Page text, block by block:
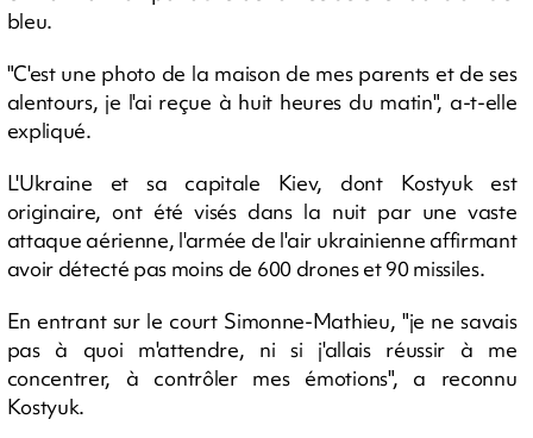
bleu.
"C'est une photo de la maison de mes parents et de ses
alentours, je l'ai reçue à huit heures du matin", a-t-elle
expliqué.
L'Ukraine et sa capitale Kiev, dont Kostyuk est
originaire, ont été visés dans la nuit par une vaste
attaque aérienne, l'armée de l'air ukrainienne affirmant
avoir détecté pas moins de 600 drones et 90 missiles.
En entrant sur le court Simonne-Mathieu, "je ne savais
pas à quoi m'attendre, ni si j'allais réussir à me
concentrer, à contrôler mes émotions", a reconnu
Kostyuk.